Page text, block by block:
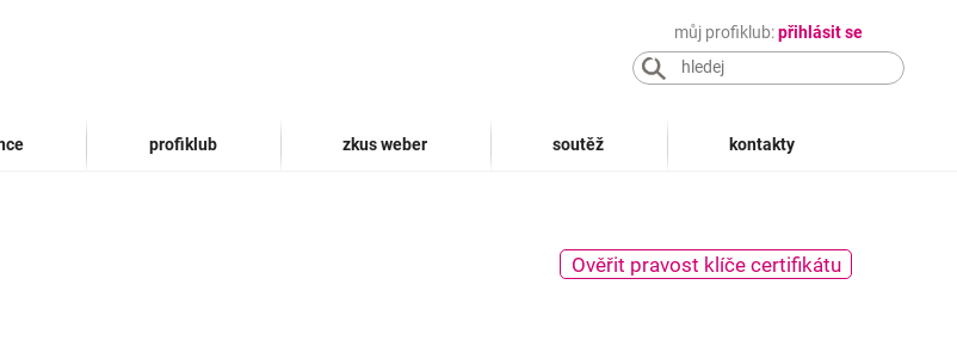
můj profiklub:přihlásit se
profiklub zkus weber soutěž kontakty
Ověřit pravost klíče certifikátu